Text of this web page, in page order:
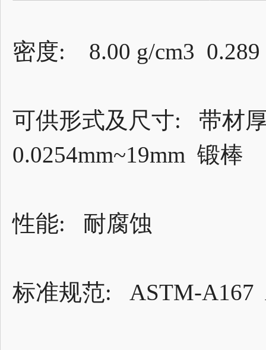
密度: 8.00 g/cm3 0.289
可供形式及尺寸: 带材
0.0254mm~19mm 锻棒
性能: 耐腐蚀
标准规范: ASTM-A167